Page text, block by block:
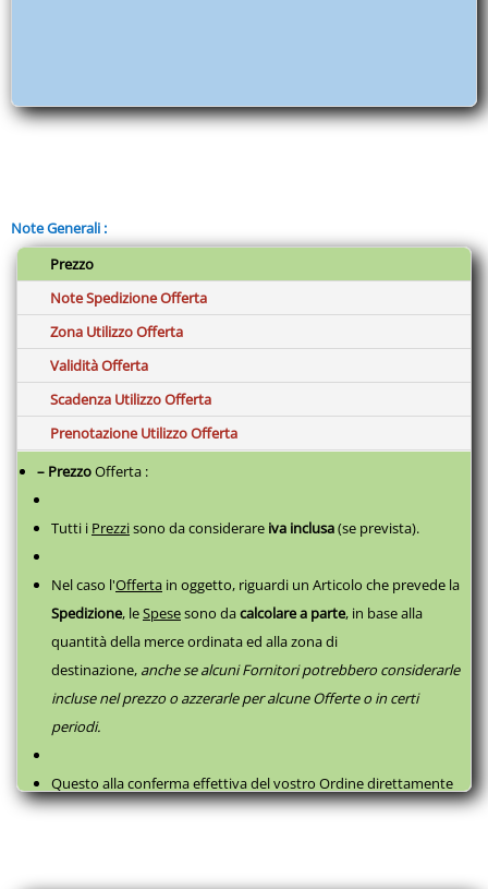
Note Generali :
Prezzo
Note Spedizione Offerta
Zona Utilizzo Offerta
Validità Offerta
Scadenza Utilizzo Offerta
Prenotazione Utilizzo Offerta
– PrezzoOfferta :
Tutti i Prezzisono da considerare iva inclusa(se prevista).
Nel caso l'Offerta in oggetto, riguardi un Articolo che prevede la
Spedizione, leSpesesono dacalcolare a parte, in base alla
quantità della merce ordinata ed alla zona di
destinazione, anche se alcuni Fornitori potrebbero considerarle
incluse nel prezzo o azzerarle per alcune Offerte o in certi
periodi.
Questo alla conferma effettiva del vostro Ordine direttamente
con il fornitore, successivamente a questaPrenotazione, come